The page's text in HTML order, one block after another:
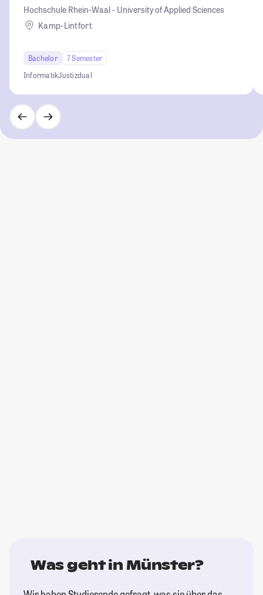
Hochschule Rhein-Waal - University of Applied Sciences
Kamp-Lintfort
Bachelor
7 Semester
InformatikJustizdual
Was geht in Münster?